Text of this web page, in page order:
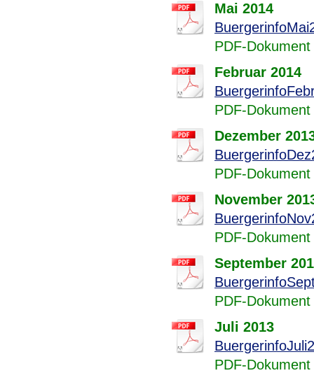
Mai 2014
PDF-
Februar 2014
PDF-
Dezember
PDF-
November
PDF-
September
PDF-
Juli 2013
PDF-